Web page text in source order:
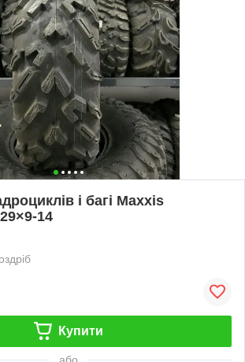
і багі Maxxis
14
Купити
або